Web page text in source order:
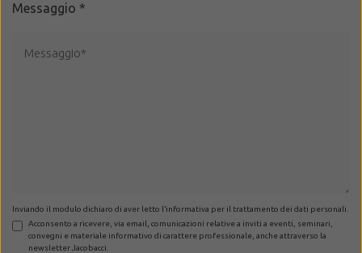
Messaggio *
Inviando il modulo dichiaro di aver letto l’informativa per il trattamento dei dati personali.
Acconsento a ricevere, via email, comunicazioni relative a inviti a eventi, seminari,
convegni e materiale informativo di carattere professionale, anche attraverso la
newsletter Jacobacci.